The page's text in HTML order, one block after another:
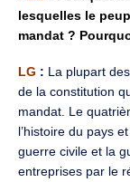
lesquelles le
mandat ?
LG : La plupart
de la constitution
mandat. Le
l’histoire du pays
guerre civile et la
entreprises par le